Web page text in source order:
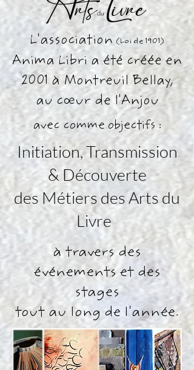
L'association (Loi de 1901)
Anima Libri a été créée en
2001 à Montreuil Bellay,
au cœur de l'Anjou
avec comme objectifs :
Initiation, Transmission
& Découverte
des Métiers des Arts du
Livre
à travers des
événements et des
stages
tout au long de l'année.